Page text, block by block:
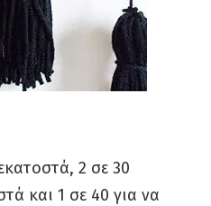
2 σε 30
και 1 σε 40 για να